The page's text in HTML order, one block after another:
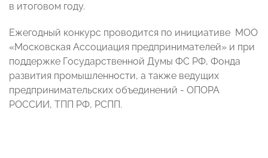
в итоговом году.
Ежегодный конкурс проводится по инициативе МОО
«Московская Ассоциация предпринимателей» и при
поддержке Государственной Думы ФС РФ, Фонда
развития промышленности, а также ведущих
предпринимательских объединений - ОПОРА
РОССИИ, ТПП РФ, РСПП.